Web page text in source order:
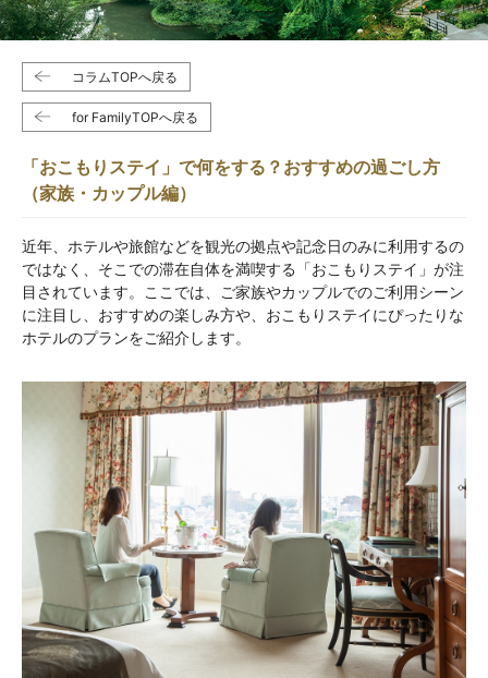
コラムTOPへ戻る
for FamilyTOPへ戻る
「おこもりステイ」で何をする？おすすめの過ごし方
（家族・カップル編）
近年、ホテルや旅館などを観光の拠点や記念日のみに利用するの
ではなく、そこでの滞在自体を満喫する「おこもりステイ」が注
目されています。ここでは、ご家族やカップルでのご利用シーン
に注目し、おすすめの楽しみ方や、おこもりステイにぴったりな
ホテルのプランをご紹介します。